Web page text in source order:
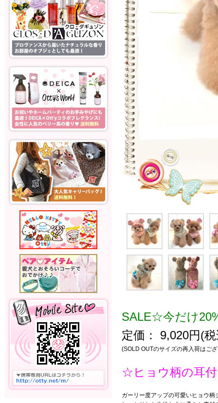
SALE☆今だけ
定価： 9,020円(
(SOLD OUTのサイズの再入荷はご
☆ヒョウ柄の耳
ガーリー度アップの可愛いヒョウ柄